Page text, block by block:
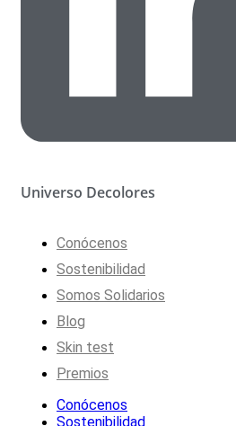
Universo Decolores
Conócenos
Sostenibilidad
Somos Solidarios
Blog
Skin test
Premios
Conócenos
Sostenibilidad